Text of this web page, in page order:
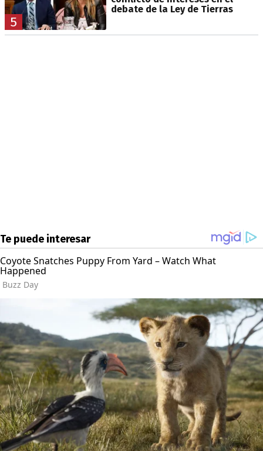
5
debate de la Ley de Tierras